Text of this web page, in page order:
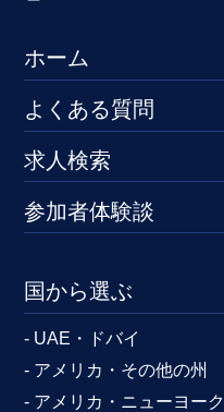
ホーム
よくある質問
求人検索
参加者体験談
国から選ぶ
- UAE・ドバイ
- アメリカ・その他の州
- アメリカ・ニューヨーク